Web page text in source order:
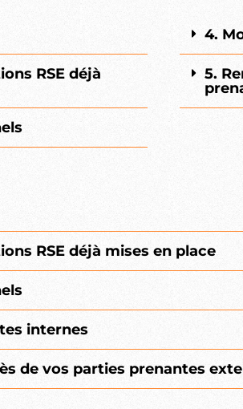
RSE déjà
4.
5.
RSE déjà mises en place
internes
de vos parties prenantes